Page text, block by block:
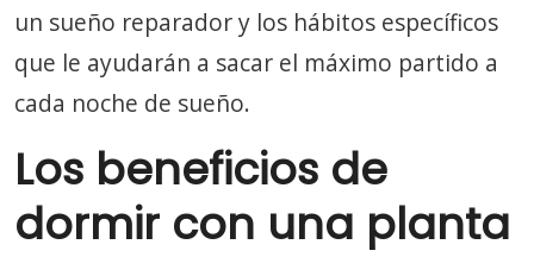
un sueño reparador y los hábitos específicos
que le ayudarán a sacar el máximo partido a
cada noche de sueño.
Los beneficios de
dormir con una planta